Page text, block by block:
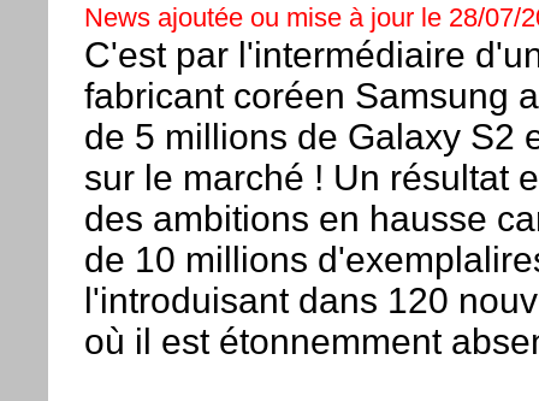
News ajoutée ou mise à jour le 28/07/
C'est par l'intermédiaire
fabricant coréen Samsung
de 5 millions de Galaxy S2
sur le marché ! Un résultat
des ambitions en hausse
de 10 millions
l'introduisant dans 120
où il est étonnemment